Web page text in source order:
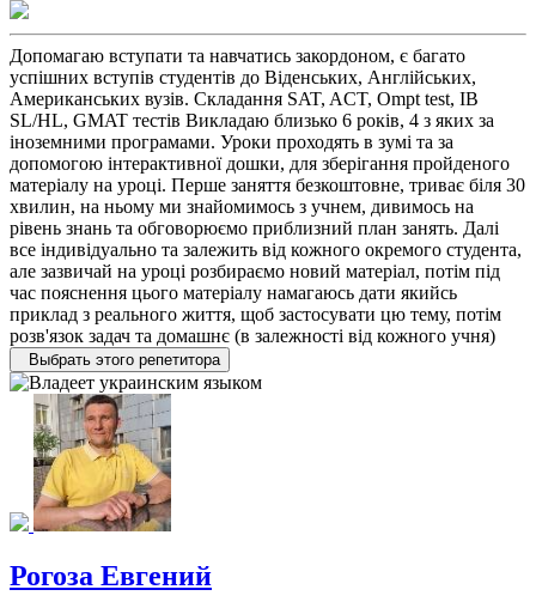
Допомагаю вступати та навчатись закордоном, є багато
успішних вступів студентів до Віденських, Англійських,
Американських вузів. Складання SAT, ACT, Ompt test, IB
SL/HL, GMAT тестів Викладаю близько 6 років, 4 з яких за
іноземними програмами. Уроки проходять в зумі та за
допомогою інтерактивної дошки, для зберігання пройденого
матеріалу на уроці. Перше заняття безкоштовне, триває біля 30
хвилин, на ньому ми знайомимось з учнем, дивимось на
рівень знань та обговорюємо приблизний план занять. Далі
все індивідуально та залежить від кожного окремого студента,
але зазвичай на уроці розбираємо новий матеріал, потім під
час пояснення цього матеріалу намагаюсь дати якийсь
приклад з реального життя, щоб застосувати цю тему, потім
розв'язок задач та домашнє (в залежності від кожного учня)
Выбрать этого репетитора
Рогоза Евгений